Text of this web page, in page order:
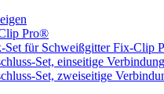
Pro®
Set für Schweißgitter Fix-Clip
Set, einseitige Verbindung
Set, zweiseitige